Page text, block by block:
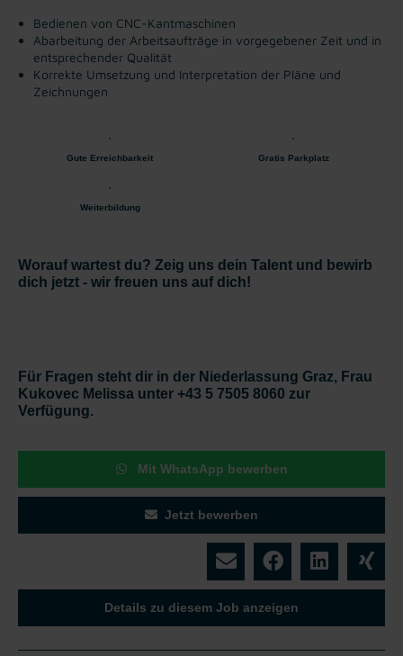
Bedienen von CNC-Kantmaschinen
Abarbeitung der Arbeitsaufträge in vorgegebener Zeit und in
entsprechender Qualität
Korrekte Umsetzung und Interpretation der Pläne und
Zeichnungen
Gute Erreichbarkeit Gratis Parkplatz
Weiterbildung
Worauf wartest du? Zeig uns dein Talent und bewirb
dich jetzt - wir freuen uns auf dich!
Für Fragen steht dir in der Niederlassung Graz, Frau
Kukovec Melissa unter +43 5 7505 8060 zur
Verfügung.
Mit WhatsApp bewerben
Jetzt bewerben
Details zu diesem Job anzeigen